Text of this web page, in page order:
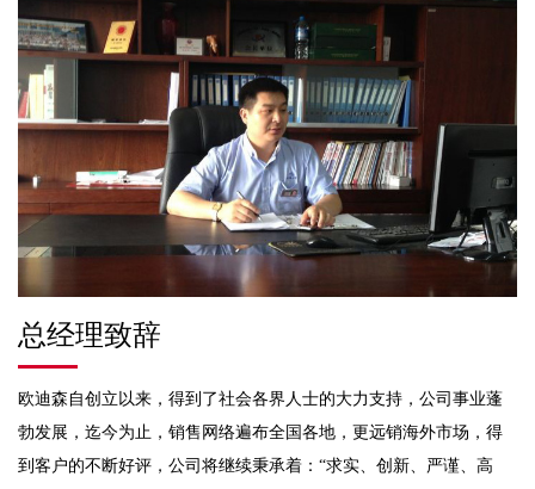
总经理致辞
欧迪森自创立以来，得到了社会各界人士的大力支持，公司事业蓬
勃发展，迄今为止，销售网络遍布全国各地，更远销海外市场，得
到客户的不断好评，公司将继续秉承着：“求实、创新、严谨、高